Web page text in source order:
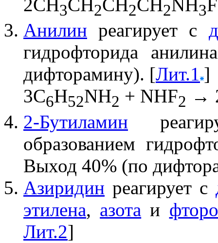
2CH3CH2CH2CH2NH3
Анилин реагирует с
гидрофторида
дифторамину). [Лит.1 ]
3C6H52NH2 + NHF2 →
2-Бутиламин
образованием
Выход 40% (по
Азиридин реагирует с
этилена, азота и
Лит.2]